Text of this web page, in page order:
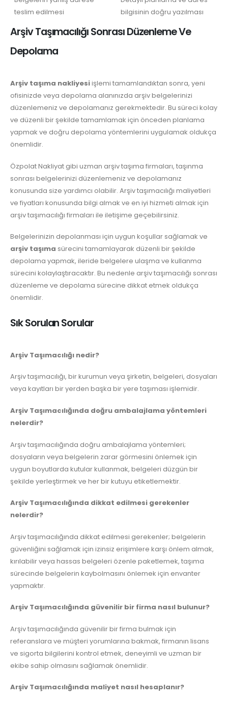
teslim edilmesi
bilgisinin doğru yazılması
Arşiv Taşımacılığı Sonrası Düzenleme Ve
Depolama
Arşiv taşıma nakliyesiişlemi tamamlandıktan sonra, yeni
ofisinizde veya depolama alanınızda arşiv belgelerinizi
düzenlemeniz ve depolamanız gerekmektedir. Bu süreci kolay
ve düzenli bir şekilde tamamlamak için önceden planlama
yapmak ve doğru depolama yöntemlerini uygulamak oldukça
önemlidir.
Özpolat Nakliyat gibi uzman arşiv taşıma firmaları, taşınma
sonrası belgelerinizi düzenlemeniz ve depolamanız
konusunda size yardımcı olabilir. Arşiv taşımacılığı maliyetleri
ve fiyatları konusunda bilgi almak ve en iyi hizmeti almak için
arşiv taşımacılığı firmaları ile iletişime geçebilirsiniz.
Belgelerinizin depolanması için uygun koşullar sağlamak ve
arşiv taşıma sürecini tamamlayarak düzenli bir şekilde
depolama yapmak, ileride belgelere ulaşma ve kullanma
sürecini kolaylaştıracaktır. Bu nedenle arşiv taşımacılığı sonrası
düzenleme ve depolama sürecine dikkat etmek oldukça
önemlidir.
Sık Sorulan Sorular
Arşiv Taşımacılığı nedir?
Arşiv taşımacılığı, bir kurumun veya şirketin, belgeleri, dosyaları
veya kayıtları bir yerden başka bir yere taşıması işlemidir.
Arşiv Taşımacılığında doğru ambalajlama yöntemleri
nelerdir?
Arşiv taşımacılığında doğru ambalajlama yöntemleri;
dosyaların veya belgelerin zarar görmesini önlemek için
uygun boyutlarda kutular kullanmak, belgeleri düzgün bir
şekilde yerleştirmek ve her bir kutuyu etiketlemektir.
Arşiv Taşımacılığında dikkat edilmesi gerekenler
nelerdir?
Arşiv taşımacılığında dikkat edilmesi gerekenler; belgelerin
güvenliğini sağlamak için izinsiz erişimlere karşı önlem almak,
kırılabilir veya hassas belgeleri özenle paketlemek, taşıma
sürecinde belgelerin kaybolmasını önlemek için envanter
yapmaktır.
Arşiv Taşımacılığında güvenilir bir firma nasıl bulunur?
Arşiv taşımacılığında güvenilir bir firma bulmak için
referanslara ve müşteri yorumlarına bakmak, firmanın lisans
ve sigorta bilgilerini kontrol etmek, deneyimli ve uzman bir
ekibe sahip olmasını sağlamak önemlidir.
Arşiv Taşımacılığında maliyet nasıl hesaplanır?